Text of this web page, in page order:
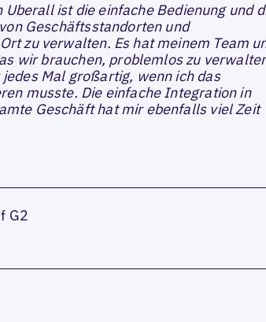
Uberall ist die einfache Bedienung und
Geschäftsstandorten und
zu verwalten. Es hat meinem Team
wir brauchen, problemlos zu
Mal großartig, wenn ich das
musste. Die einfache Integration in
Geschäft hat mir ebenfalls viel Zeit
G2